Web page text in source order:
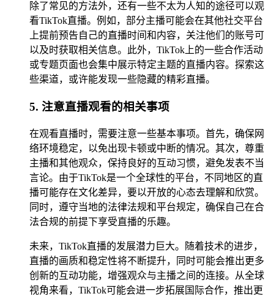
除了常见的方法外，还有一些不太为人知的途径可以观
看TikTok直播。例如，部分主播可能会在其他社交平台
上提前预告自己的直播时间和内容，关注他们的账号可
以及时获取相关信息。此外，TikTok上的一些合作活动
或专题页面也会集中展示特定主题的直播内容。探索这
些渠道，或许能发现一些隐藏的精彩直播。
5. 注意直播观看的相关事项
在观看直播时，需要注意一些基本事项。首先，确保网
络环境稳定，以免出现卡顿或中断的情况。其次，尊重
主播和其他观众，保持良好的互动习惯，避免发表不当
言论。由于TikTok是一个全球性的平台，不同地区的直
播可能存在文化差异，要以开放的心态去理解和欣赏。
同时，遵守当地的法律法规和平台规定，确保自己在合
法合规的前提下享受直播的乐趣。
未来，TikTok直播的发展潜力巨大。随着技术的进步，
直播的画质和稳定性将不断提升，同时可能会推出更多
创新的互动功能，增强观众与主播之间的连接。从全球
视角来看，TikTok可能会进一步拓展国际合作，推出更